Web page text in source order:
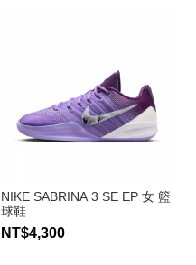
NIKE SABRINA 3 SE EP 女 籃
球鞋
NT$4,300